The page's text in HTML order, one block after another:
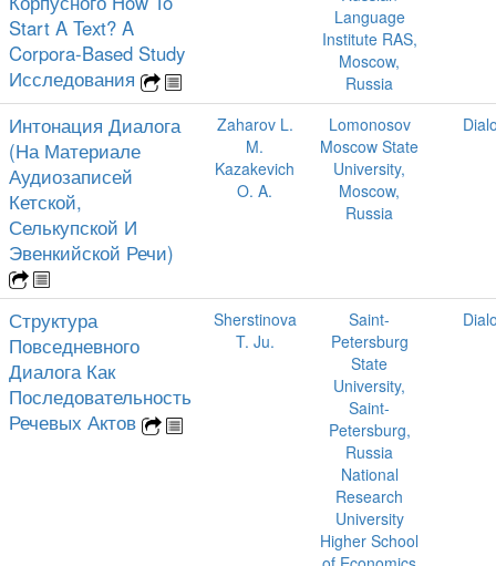
Start A Text? A
Corpora-Based Study
Исследования
Language
Institute RAS,
Moscow,
Russia
Интонация Диалога
(На Материале
Аудиозаписей
Кетской,
Селькупской И
Эвенкийской Речи)
Zaharov L.
M.
Kazakevich
O. A.
Lomonosov
Moscow State
University,
Moscow,
Russia
Структура
Повседневного
Диалога Как
Последовательность
Речевых Актов
Sherstinova
T. Ju.
Saint-
Petersburg
State
University,
Saint-
Petersburg,
Russia
National
Research
University
Higher School